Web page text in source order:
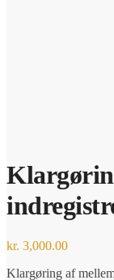
kr. 3,000.00
Klargøring af